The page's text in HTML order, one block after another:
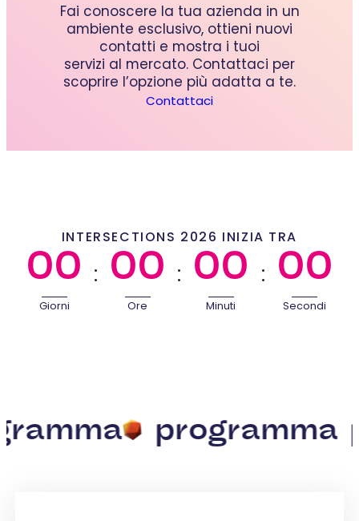
Fai conoscere la tua azienda in un
ambiente esclusivo, ottieni nuovi
contatti e mostra i tuoi
servizi al mercato. Contattaci per
scoprire l’opzione più adatta a te.
Contattaci
INTERSECTIONS 2026 INIZIA TRA
00
Giorni
: 00
Ore
: 00
Minuti
: 00
Secondi
programma